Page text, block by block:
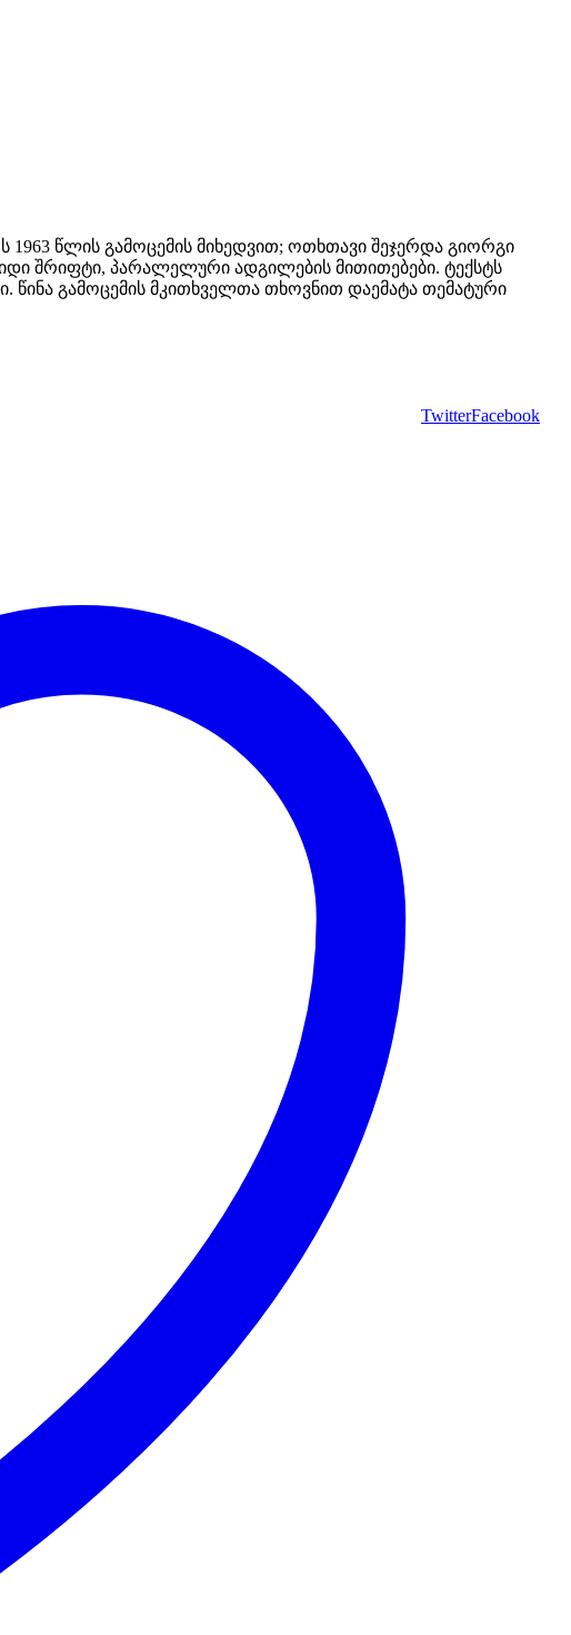
წლის გამოცემის მიხედვით; ოთხთავი შეჯერდა გიორგი
შრიფტი, პარალელური ადგილების მითითებები. ტექსტს
წინა გამოცემის მკითხველთა თხოვნით დაემატა თემატური
Facebook
Twitter